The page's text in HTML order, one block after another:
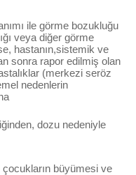
ile görme bozukluğu
veya diğer görme
hastanın,sistemik ve
sonra rapor edilmiş olan
(merkezi seröz
nedenlerin
dozu nedeniyle
büyümesi ve